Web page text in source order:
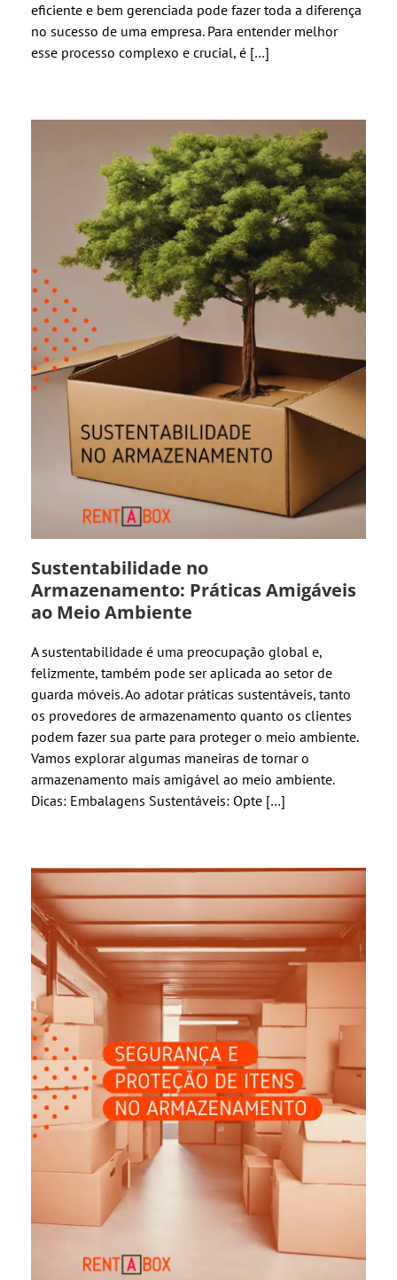
eficiente e bem gerenciada pode fazer toda a diferença
no sucesso de uma empresa. Para entender melhor
esse processo complexo e crucial, é […]
Sustentabilidade no
Armazenamento: Práticas Amigáveis
ao Meio Ambiente
A sustentabilidade é uma preocupação global e,
felizmente, também pode ser aplicada ao setor de
guarda móveis. Ao adotar práticas sustentáveis, tanto
os provedores de armazenamento quanto os clientes
podem fazer sua parte para proteger o meio ambiente.
Vamos explorar algumas maneiras de tornar o
armazenamento mais amigável ao meio ambiente.
Dicas: Embalagens Sustentáveis: Opte […]